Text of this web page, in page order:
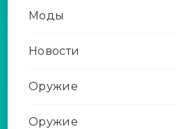
Моды
Новости
Оружие
Оружие